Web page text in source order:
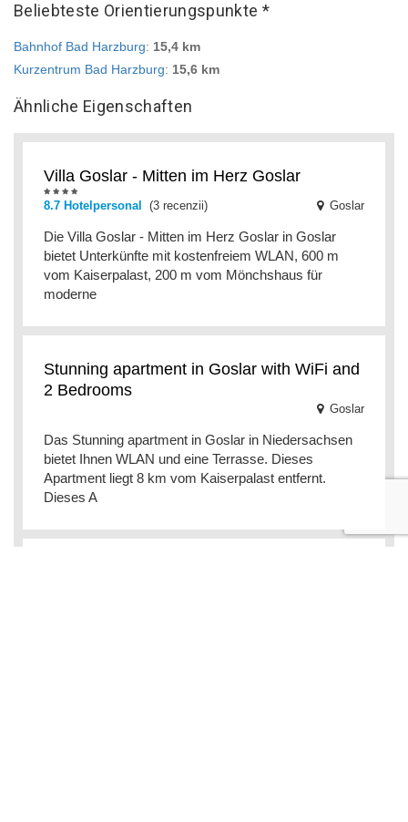
Beliebteste Orientierungspunkte *
Bahnhof Bad Harzburg: 15,4 km
Kurzentrum Bad Harzburg: 15,6 km
Ähnliche Eigenschaften
Villa Goslar - Mitten im Herz Goslar
8.7 Hotelpersonal (3 recenzii) Goslar
Die Villa Goslar - Mitten im Herz Goslar in Goslar
bietet Unterkünfte mit kostenfreiem WLAN, 600 m
vom Kaiserpalast, 200 m vom Mönchshaus für
moderne
Stunning apartment in Goslar with WiFi and
2 Bedrooms
Goslar
Das Stunning apartment in Goslar in Niedersachsen
bietet Ihnen WLAN und eine Terrasse. Dieses
Apartment liegt 8 km vom Kaiserpalast entfernt.
Dieses A